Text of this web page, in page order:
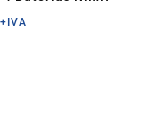
+IVA